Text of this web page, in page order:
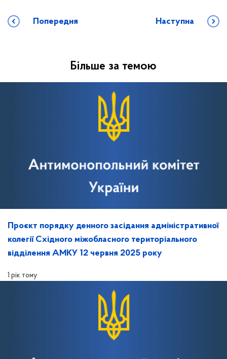
Попередня Наступна
Більше за темою
Проєкт порядку денного засідання адміністративної
колегії Східного міжобласного територіального
відділення АМКУ 12 червня 2025 року
1 рік тому